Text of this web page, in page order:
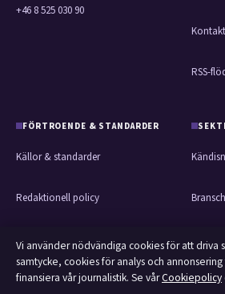
+46 8 525 030 90
Kontakt
RSS-
FÖRTROENDE & STANDARDER
Källor & standarder
Redaktionell policy
Rättelsepolicy
Faktagranskningspolicy
Nöje
Bakom
Vi använder nödvändiga cookies för att driva
samtycke, cookies för analys och
finansiera vår journalistik. Se vårCookiepolicy